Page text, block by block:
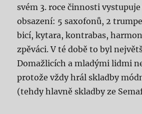
svém 3. roce činnosti
obsazení: 5 saxofonů, 2
bicí, kytara, kontrabas,
zpěváci. V té době to byl
Domažlicích a mladými lidmi
protože vždy hrál skladby
(tehdy hlavně skladby ze